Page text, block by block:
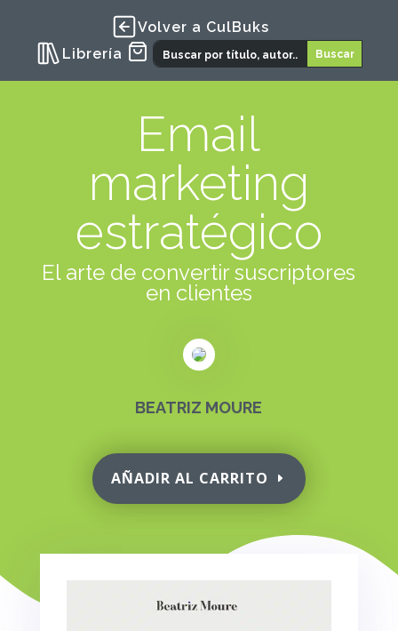
Volver a CulBuks
Librería
Email
marketing
estratégico
El arte de convertir suscriptores
en clientes
BEATRIZ MOURE
AÑADIR AL CARRITO